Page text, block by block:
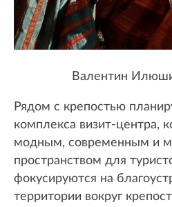
Валентин
Рядом с крепостью
комплекса визит-центра,
модным, современным и
пространством для
фокусируются на
территории вокруг